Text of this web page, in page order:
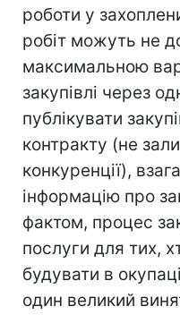
роботи у
робіт можуть не
максимальною
закупівлі через
публікувати
контракту (не
конкуренції),
інформацію про
фактом, процес
послуги для тих,
будувати в
один великий